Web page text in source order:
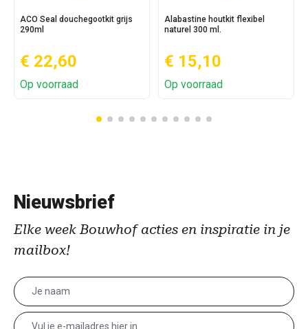
ACO Seal douchegootkit grijs
290ml
€ 22,60
Op voorraad
Alabastine houtkit flexibel
naturel 300 ml.
€ 15,10
Op voorraad
Nieuwsbrief
Elke week Bouwhof acties en inspiratie in je
mailbox!